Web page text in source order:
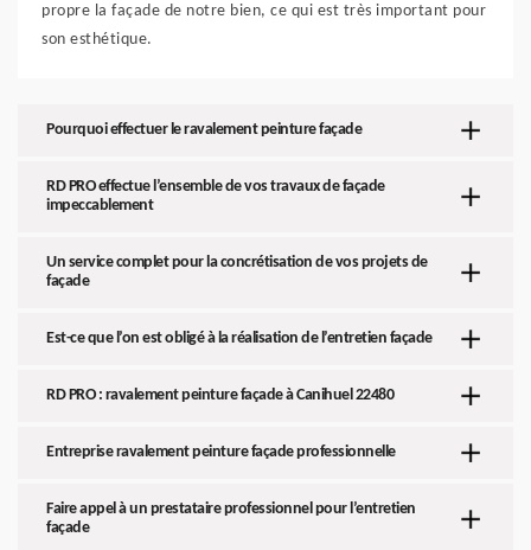
propre la façade de notre bien, ce qui est très important pour
son esthétique.
Pourquoi effectuer le ravalement peinture façade
RD PRO effectue l’ensemble de vos travaux de façade
impeccablement
Un service complet pour la concrétisation de vos projets de
façade
Est-ce que l’on est obligé à la réalisation de l’entretien façade
RD PRO : ravalement peinture façade à Canihuel 22480
Entreprise ravalement peinture façade professionnelle
Faire appel à un prestataire professionnel pour l’entretien
façade